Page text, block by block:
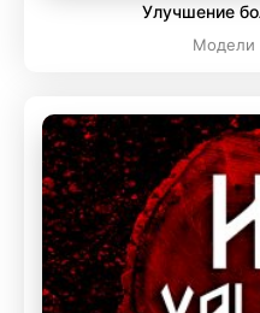
Улучшение
Модели